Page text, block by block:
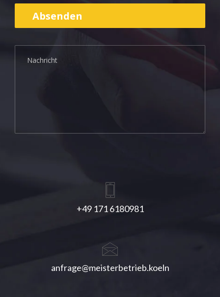
+49 171 6180981
anfrage@meisterbetrieb.koeln